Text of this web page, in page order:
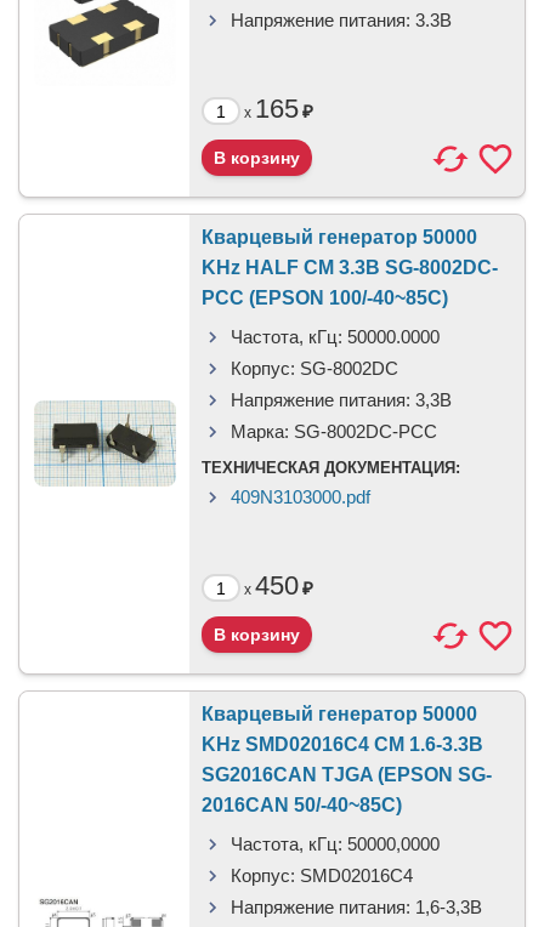
Напряжение питания: 3.3B
x 165₽
Кварцевый генератор 50000
KHz HALF CM 3.3В SG-8002DC-
PCC (EPSON 100/-40~85C)
Частота, кГц: 50000.0000
Корпус: SG-8002DC
Напряжение питания: 3,3В
Марка: SG-8002DC-PCC
ТЕХНИЧЕСКАЯ ДОКУМЕНТАЦИЯ:
409N3103000.pdf
x 450₽
Кварцевый генератор 50000
KHz SMD02016C4 CM 1.6-3.3В
SG2016CAN TJGA (EPSON SG-
2016CAN 50/-40~85C)
Частота, кГц: 50000,0000
Корпус: SMD02016C4
Напряжение питания: 1,6-3,3В